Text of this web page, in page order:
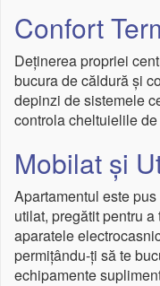
Confort
Deținerea propriei
bucura de căldură și
depinzi de sistemele
controla cheltuielile
Mobilat și
Apartamentul este
utilat, pregătit pentru
aparatele
permițându-ți să te
echipamente